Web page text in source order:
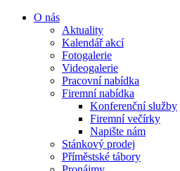
O nás
Aktuality
Kalendář akcí
Fotogalerie
Videogalerie
Pracovní nabídka
Firemní nabídka
Konferenční služby
Firemní večírky
Napište nám
Stánkový prodej
Příměstské tábory